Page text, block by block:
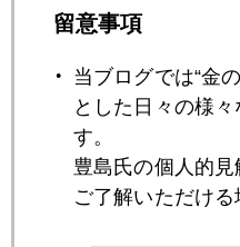
2026年02月12日
2026年02月10日
2026年02月09日
留意事項
当ブログでは“金
とした日々の様
す。
豊島氏の個人的
ご了解いただける